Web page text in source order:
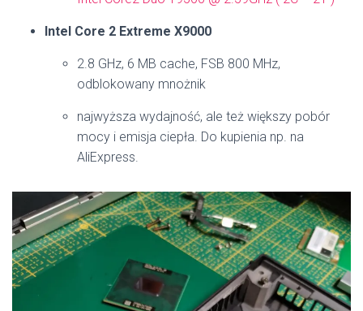
Intel Core 2 Extreme X9000
2.8 GHz, 6 MB cache, FSB 800 MHz,
odblokowany mnożnik
najwyższa wydajność, ale też większy pobór
mocy i emisja ciepła. Do kupienia np. na
AliExpress.